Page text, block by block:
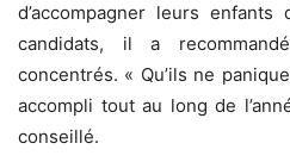
d’accompagner leurs
candidats, il a
concentrés. « Qu’ils ne
accompli tout au long de
conseillé.